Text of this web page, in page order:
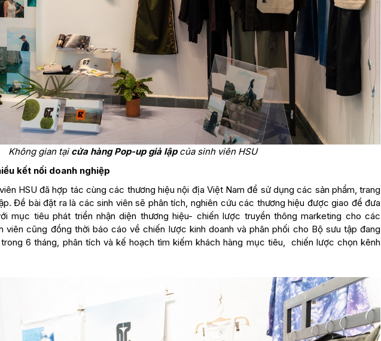
Không gian tạicửa hàng Pop-up giả lậpcủa sinh viên HSU
kết nối doanh nghiệp
HSU đã hợp tác cùng các thương hiệu nội địa Việt Nam để sử dụng các sản phẩm, trang
Đề bài đặt ra là các sinh viên sẽ phân tích, nghiên cứu các thương hiệu được giao để đưa
mục tiêu phát triển nhận diện thương hiệu- chiến lược truyền thông marketing cho các
viên cũng đồng thời báo cáo về chiến lược kinh doanh và phân phối cho Bộ sưu tập đang
6 tháng, phân tích và kế hoạch tìm kiếm khách hàng mục tiêu, chiến lược chọn kênh